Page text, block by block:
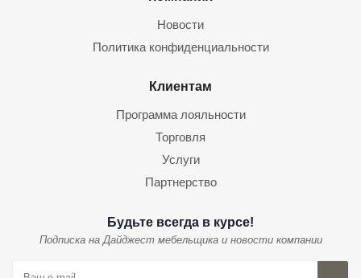
Новости
Политика конфиденциальности
Клиентам
Программа лояльности
Торговля
Услуги
Партнерство
Будьте всегда в курсе!
Подписка на Дайджест мебельщика и новости компании